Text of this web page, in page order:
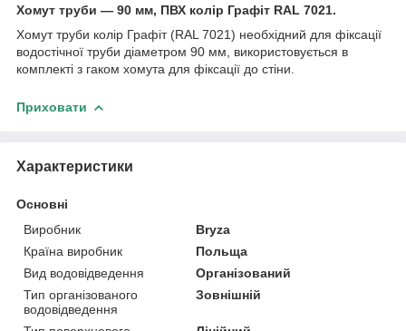
Хомут труби — 90 мм, ПВХ колір Графіт RAL 7021.
Хомут труби колір Графіт (RAL 7021) необхідний для фіксації
водостічної труби діаметром 90 мм, використовується в
комплекті з гаком хомута для фіксації до стіни.
Приховати
Характеристики
Основні
Виробник
Bryza
Країна виробник
Польща
Вид водовідведення
Організований
Тип організованого
водовідведення
Зовнішній